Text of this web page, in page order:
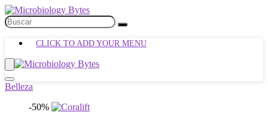
CLICK TO ADD YOUR MENU
Belleza
-50%